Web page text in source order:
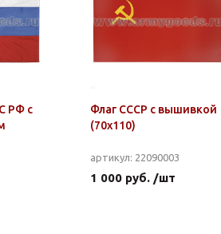
РФ с
Флаг СССР с вышивкой
(70x110)
артикул: 22090003
1 000 руб. /шт